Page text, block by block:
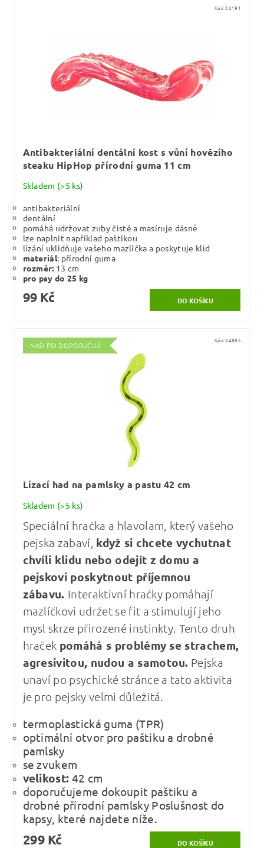
Kód:34191
Antibakteriální dentální kost s vůní hovězího
steaku HipHop přírodní guma 11 cm
Skladem (>5 ks)
antibakteriální
dentální
pomáhá udržovat zuby čisté a masíruje dásně
lze naplnit například paštikou
lízání uklidňuje vašeho mazlíčka a poskytuje klid
materiál: přírodní guma
rozměr: 13 cm
pro psy do 25 kg
99 Kč
NAŠI PSI DOPORUČUJÍ
Kód:34885
Lízací had na pamlsky a pastu 42 cm
Skladem (>5 ks)
Speciální hračka a hlavolam, který vašeho
pejska zabaví, když si chcete vychutnat
chvíli klidu nebo odejít z domu a
pejskovi poskytnout příjemnou
zábavu. Interaktivní hračky pomáhají
mazlíčkovi udržet se fit a stimulují jeho
mysl skrze přirozené instinkty. Tento druh
hraček pomáhá s problémy se strachem,
agresivitou, nudou a samotou. Pejska
unaví po psychické stránce a tato aktivita
je pro pejsky velmi důležitá.
termoplastická guma (TPR)
optimální otvor pro paštiku a drobné
pamlsky
se zvukem
velikost: 42 cm
doporučujeme dokoupit paštiku a
drobné přírodní pamlsky Poslušnost do
kapsy, které najdete níže.
299 Kč